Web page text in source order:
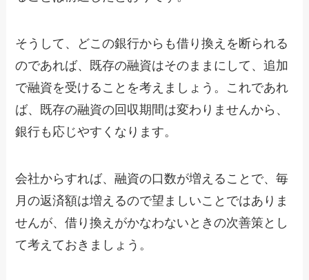
そうして、どこの銀行からも借り換えを断られる
のであれば、既存の融資はそのままにして、追加
で融資を受けることを考えましょう。これであれ
ば、既存の融資の回収期間は変わりませんから、
銀行も応じやすくなります。
会社からすれば、融資の口数が増えることで、毎
月の返済額は増えるので望ましいことではありま
せんが、借り換えがかなわないときの次善策とし
て考えておきましょう。